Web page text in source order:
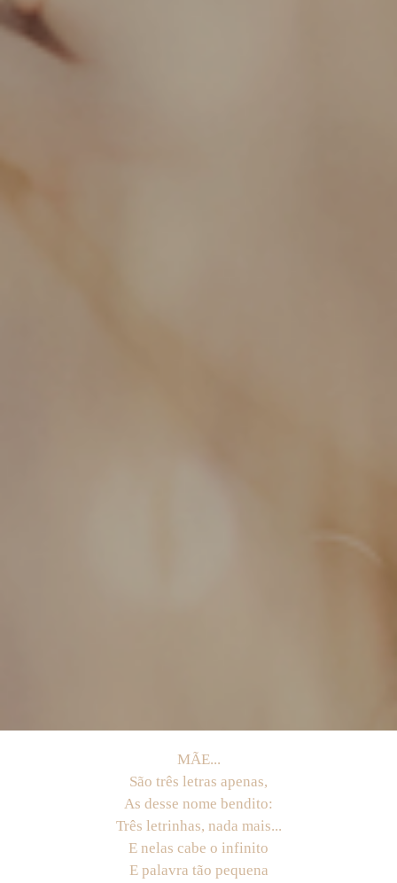
MÃE...
São três letras apenas,
As desse nome bendito:
Três letrinhas, nada mais...
E nelas cabe o infinito
E palavra tão pequena